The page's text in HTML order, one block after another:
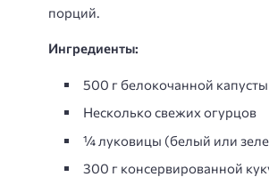
порций.
Ингредиенты:
500 г белокочанной капусты
Несколько свежих огурцов
¼ луковицы (белый или
300 г консервированной